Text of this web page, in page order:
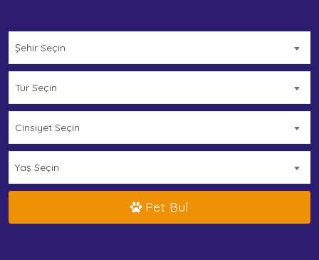
Şehir Seçin
Tür Seçin
Cinsiyet Seçin
Yaş Seçin
Pet Bul